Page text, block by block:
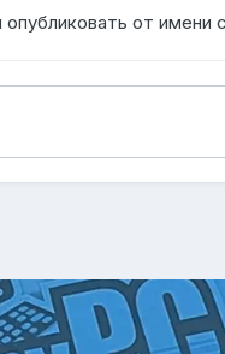
опубликовать от имени